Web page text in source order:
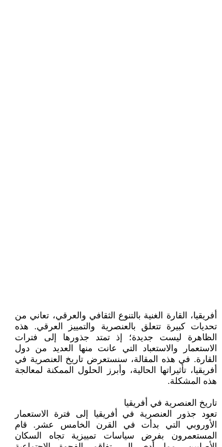
أفريقيا، القارة الغنية بالتنوع الثقافي والعرقي، تعاني من
تحديات كبيرة تتعلق بالعنصرية والتمييز العرقي. هذه
الظاهرة ليست جديدة؛ إذ تمتد جذورها إلى فترات
الاستعمار والاستعباد التي عانت منها العديد من دول
القارة. في هذه المقالة، سنستعرض تاريخ العنصرية في
أفريقيا، تأثيراتها الحالية، وأبرز الحلول الممكنة لمعالجة
هذه المشكلة.
تاريخ العنصرية في أفريقيا
تعود جذور العنصرية في أفريقيا إلى فترة الاستعمار
الأوروبي التي بدأت في القرن الخامس عشر. قام
المستعمرون بفرض سياسات تمييزية تجاه السكان